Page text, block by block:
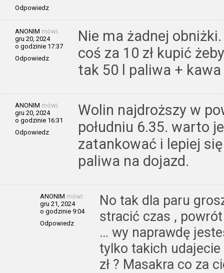
Odpowiedz
ANONIM mówi:
gru 20, 2024
o godzinie 17:37
Odpowiedz
Nie ma żadnej
coś za 10 zł kupić
tak 50 l paliwa + kawa
ANONIM mówi:
gru 20, 2024
o godzinie 16:31
Odpowiedz
Wolin najdroższy w
południu 6.35. warto
zatankować i lepiej
paliwa na dojazd.
ANONIM mówi:
gru 21, 2024
o godzinie 9:04
Odpowiedz
No tak dla paru
stracić czas ,
… wy naprawdę
tylko takich udajecie
zł ? Masakra co za